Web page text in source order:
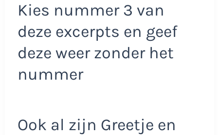
Kies nummer 3 van
deze excerpts en geef
deze weer zonder het
nummer
Ook al zijn Greetje en